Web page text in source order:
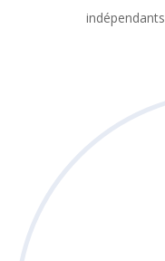
indépendants